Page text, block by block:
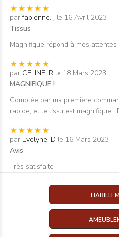
parfabienne. j le 16 Avril 2023
Tissus
Magnifique répond à mes attentes
par CELINE. R le 18 Mars 2023
MAGNIFIQUE !
Comblée par ma première
rapide, et le tissu est magnifique !
par Evelyne. D le 16 Mars 2023
Avis
Très satisfaite